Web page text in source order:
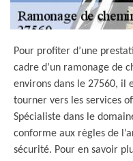
Pour profiter d’une
cadre d’un ramonage de
environs dans le 27560, il
tourner vers les services
Spécialiste dans le
conforme aux règles de
sécurité. Pour en savoir